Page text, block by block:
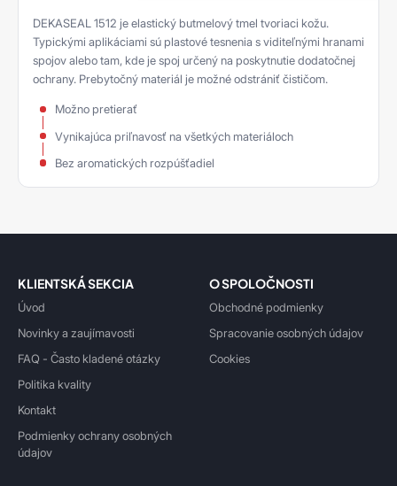
DEKASEAL 1512 je elastický butmelový tmel tvoriaci kožu.
Typickými aplikáciami sú plastové tesnenia s viditeľnými hranami
spojov alebo tam, kde je spoj určený na poskytnutie dodatočnej
ochrany. Prebytočný materiál je možné odstrániť čističom.
Možno pretierať
Vynikajúca priľnavosť na všetkých materiáloch
Bez aromatických rozpúšťadiel
KLIENTSKÁ SEKCIA
Úvod
Novinky a zaujímavosti
FAQ - Často kladené otázky
Politika kvality
Kontakt
Podmienky ochrany osobných
údajov
O SPOLOČNOSTI
Obchodné podmienky
Spracovanie osobných údajov
Cookies